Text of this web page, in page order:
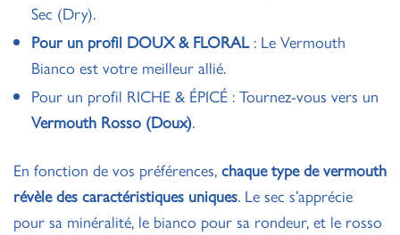
Sec (Dry).
Pour un profil DOUX & FLORAL: Le Vermouth
Bianco est votre meilleur allié.
Pour un profil RICHE & ÉPICÉ : Tournez-vous vers un
Vermouth Rosso (Doux).
En fonction de vos préférences, chaque type de vermouth
révèle des caractéristiques uniques. Le sec s’apprécie
pour sa minéralité, le bianco pour sa rondeur, et le rosso